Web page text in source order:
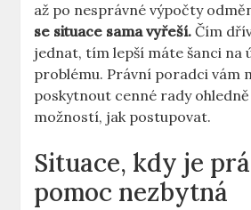
až po nesprávné výpočty
se situace sama vyřeší. Čím
jednat, tím lepší máte šanci na
problému. Právní poradci vám
poskytnout cenné rady
možností, jak postupovat.
Situace, kdy je
pomoc nezbytná